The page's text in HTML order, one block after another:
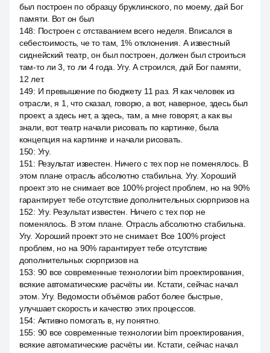
был построен по образцу бруклинского, по моему, дай Бог
памяти. Вот он был
148: Построен с отставанием всего неделя. Вписался в
себестоимость, че то там, 1% отклонения. А известный
сиднейский театр, он был построен, должен был строиться
там-то ли 3, то ли 4 года. Угу. А строился, дай Бог памяти,
12 лет.
149: И превышение по бюджету 11 раз. Я как человек из
отрасли, я 1, что сказал, говорю, а вот, наверное, здесь был
проект, а здесь нет, а здесь, там, а мне говорят, а как вы
знали, вот театр начали рисовать по картинке, была
концепция на картинке и начали рисовать.
150: Угу.
151 : Результат известен. Ничего с тех пор не поменялось. В
этом плане отрасль абсолютно стабильна. Угу. Хороший
проект это не снимает все 100% project проблем, но на 90%
гарантирует тебе отсутствие дополнительных сюрпризов на
152: Угу. Результат известен. Ничего с тех пор не
поменялось. В этом плане. Отрасль абсолютно стабильна.
Угу. Хороший проект это не снимает. Все 100% project
проблем, но на 90% гарантирует тебе отсутствие
дополнительных сюрпризов на
153: 90 все современные технологии bim проектирования,
всякие автоматические расчёты ии. Кстати, сейчас начал
этом. Угу. Ведомости объёмов работ более быстрые,
улучшает скорость и качество этих процессов.
154: Активно помогать в, ну понятно.
155: 90 все современные технологии bim проектирования,
всякие автоматические расчёты ии. Кстати, сейчас начал